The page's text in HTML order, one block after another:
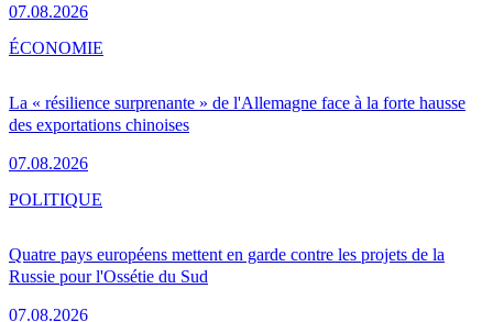
07.08.2026
La « résilience surprenante » de l'Allemagne face à la forte hausse
des exportations chinoises
07.08.2026
ÉCONOMIE
Quatre pays européens mettent en garde contre les projets de la
Russie pour l'Ossétie du Sud
07.08.2026
POLITIQUE